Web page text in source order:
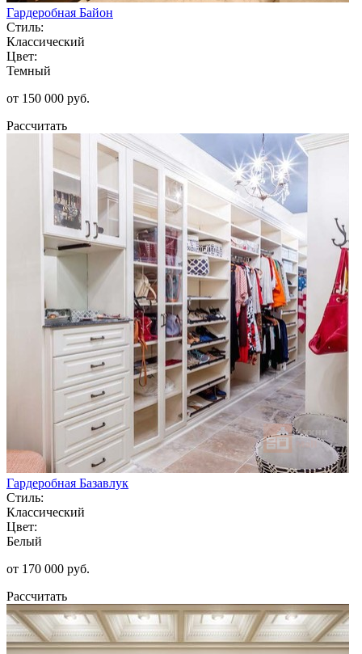
Гардеробная Байон
Стиль:
Классический
Цвет:
Темный
от 150 000 руб.
Рассчитать
Гардеробная Базавлук
Стиль:
Классический
Цвет:
Белый
от 170 000 руб.
Рассчитать